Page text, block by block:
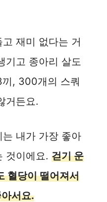
재미 없다는 거
기고 종아리 살도
, 300개의 스쿼
거든요.
내가 가장 좋아
것이에요. 걷기 운
혈당이 떨어져서
서요.